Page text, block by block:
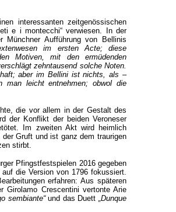
interessanten zeitgenössischen
e i montecchi“ verwiesen. In der
Münchner Aufführung von Bellinis
im ersten Acte; diese
Motiven, mit den ermüdenden
zehntausend solche Noten.
aber im Bellini ist nichts, als –
man leicht entnehmen; obwol die
die vor allem in der Gestalt des
der Konflikt der beiden Veroneser
Im zweiten Akt wird heimlich
Gruft und ist ganz dem traurigen
stirbt.
Pfingstfestspielen 2016 gegeben
die Version von 1796 fokussiert.
erfahren: Aus späteren
Girolamo Crescentini vertonte Arie
sembiante“und das Duett„Dunque